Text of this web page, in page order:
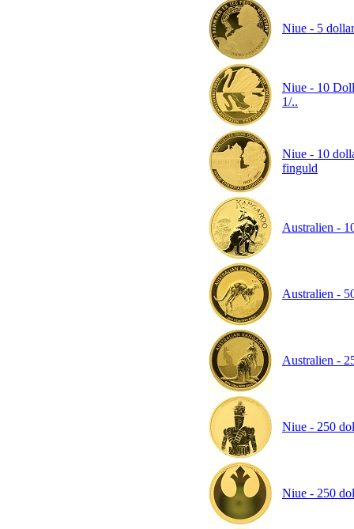
Niue - 5
Niue - 10
1/..
Niue - 10
finguld
Australien -
Australien -
Australien -
Niue - 250
Niue - 250